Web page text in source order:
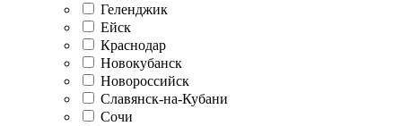
Геленджик
Ейск
Краснодар
Новокубанск
Новороссийск
Славянск-на-Кубани
Сочи